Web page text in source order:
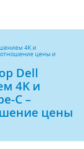
4K и
цены и
Dell
4K и
C –
цены